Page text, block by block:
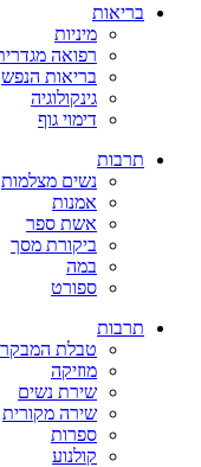
בריאות
מיניות
רפואה
בריאות הנפש
גינקולוגיה
דימוי גוף
תרבות
נשים מצלמות
אמנות
אשת ספר
ביקורת מסך
במה
ספורט
תרבות
טבלת
מוזיקה
שירת נשים
שירה מקורית
ספרות
קולנוע